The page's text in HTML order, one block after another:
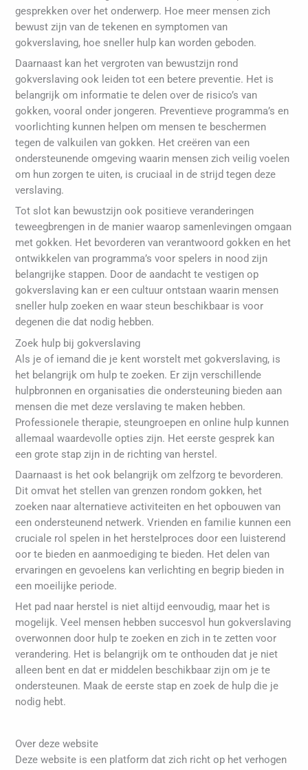
gesprekken over het onderwerp. Hoe meer mensen zich
bewust zijn van de tekenen en symptomen van
gokverslaving, hoe sneller hulp kan worden geboden.
Daarnaast kan het vergroten van bewustzijn rond
gokverslaving ook leiden tot een betere preventie. Het is
belangrijk om informatie te delen over de risico’s van
gokken, vooral onder jongeren. Preventieve programma’s en
voorlichting kunnen helpen om mensen te beschermen
tegen de valkuilen van gokken. Het creëren van een
ondersteunende omgeving waarin mensen zich veilig voelen
om hun zorgen te uiten, is cruciaal in de strijd tegen deze
verslaving.
Tot slot kan bewustzijn ook positieve veranderingen
teweegbrengen in de manier waarop samenlevingen omgaan
met gokken. Het bevorderen van verantwoord gokken en het
ontwikkelen van programma’s voor spelers in nood zijn
belangrijke stappen. Door de aandacht te vestigen op
gokverslaving kan er een cultuur ontstaan waarin mensen
sneller hulp zoeken en waar steun beschikbaar is voor
degenen die dat nodig hebben.
Zoek hulp bij gokverslaving
Als je of iemand die je kent worstelt met gokverslaving, is
het belangrijk om hulp te zoeken. Er zijn verschillende
hulpbronnen en organisaties die ondersteuning bieden aan
mensen die met deze verslaving te maken hebben.
Professionele therapie, steungroepen en online hulp kunnen
allemaal waardevolle opties zijn. Het eerste gesprek kan
een grote stap zijn in de richting van herstel.
Daarnaast is het ook belangrijk om zelfzorg te bevorderen.
Dit omvat het stellen van grenzen rondom gokken, het
zoeken naar alternatieve activiteiten en het opbouwen van
een ondersteunend netwerk. Vrienden en familie kunnen een
cruciale rol spelen in het herstelproces door een luisterend
oor te bieden en aanmoediging te bieden. Het delen van
ervaringen en gevoelens kan verlichting en begrip bieden in
een moeilijke periode.
Het pad naar herstel is niet altijd eenvoudig, maar het is
mogelijk. Veel mensen hebben succesvol hun gokverslaving
overwonnen door hulp te zoeken en zich in te zetten voor
verandering. Het is belangrijk om te onthouden dat je niet
alleen bent en dat er middelen beschikbaar zijn om je te
ondersteunen. Maak de eerste stap en zoek de hulp die je
nodig hebt.
Over deze website
Deze website is een platform dat zich richt op het verhogen